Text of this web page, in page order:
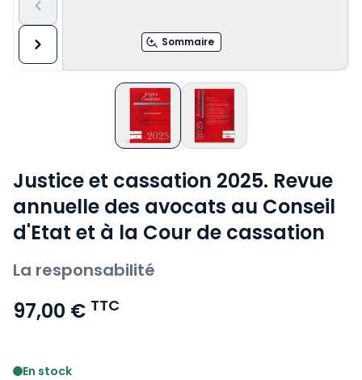
Sommaire
Justice et cassation 2025. Revue
annuelle des avocats au Conseil
d'Etat et à la Cour de cassation
La responsabilité
97,00 € TTC
En stock